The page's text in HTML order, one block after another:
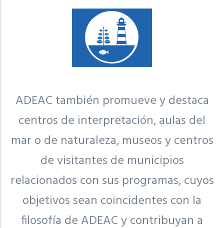
ADEAC también promueve y destaca
centros de interpretación, aulas del
mar o de naturaleza, museos y centros
de visitantes de municipios
relacionados con sus programas, cuyos
objetivos sean coincidentes con la
filosofía de ADEAC y contribuyan a